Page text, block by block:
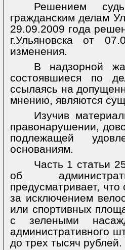
Решением
гражданским делам
29.09.2009 года
г.Ульяновска от
изменения.
В надзорной
состоявшиеся по
ссылаясь на
мнению, являются
Изучив
правонарушении,
подлежащей
основаниям.
Часть 1 статьи
об
предусматривает,
за исключением
или спортивных
с зелеными
административного
до трех тысяч рублей.